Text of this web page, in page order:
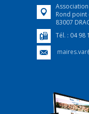
Rond point
83007
Tél. : 04 98